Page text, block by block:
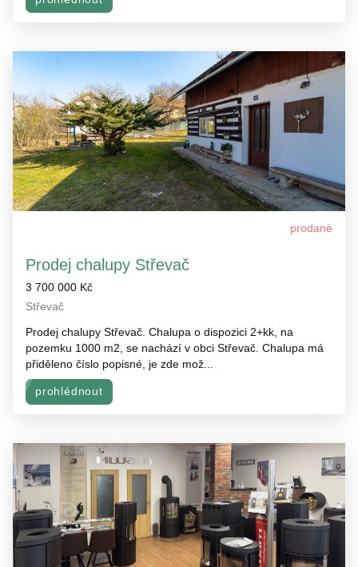
prodané
Prodej chalupy Střevač
3 700 000 Kč
Střevač
Prodej chalupy Střevač. Chalupa o dispozici 2+kk, na
pozemku 1000 m2, se nachází v obci Střevač. Chalupa má
přiděleno číslo popisné, je zde mož...
prohlédnout